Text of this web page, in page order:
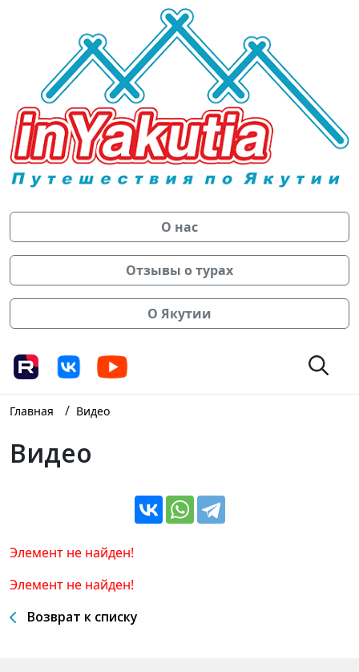
О нас
Отзывы о турах
О Якутии
Главная / Видео
Видео
Элемент не найден!
Элемент не найден!
Возврат к списку